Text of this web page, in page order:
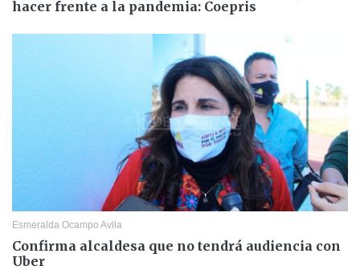
hacer frente a la pandemia: Coepris
Esmeralda Ocampo Avila
Confirma alcaldesa que no tendrá audiencia con
Uber